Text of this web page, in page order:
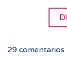
29 comentarios